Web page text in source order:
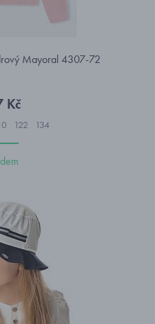
Mayoral 4307-72
Kč
122 134